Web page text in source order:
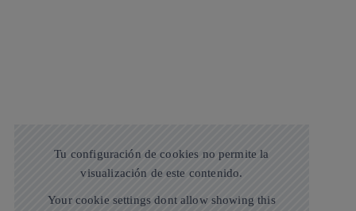
Tu configuración de cookies no permite la
visualización de este contenido.
Your cookie settings dont allow showing this